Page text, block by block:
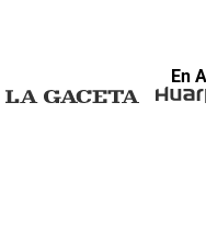
En